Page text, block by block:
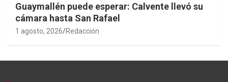
Guaymallén puede esperar: Calvente llevó su
cámara hasta San Rafael
1 agosto, 2026 Redacción